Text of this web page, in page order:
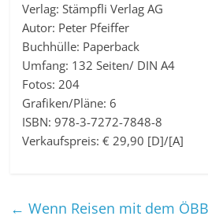
Verlag: Stämpfli Verlag AG
Autor: Peter Pfeiffer
Buchhülle: Paperback
Umfang: 132 Seiten/ DIN A4
Fotos: 204
Grafiken/Pläne: 6
ISBN: 978-3-7272-7848-8
Verkaufspreis: € 29,90 [D]/[A]
← Wenn Reisen mit dem